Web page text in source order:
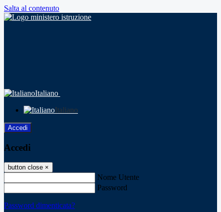
Salta al contenuto
Italiano
Italiano
Accedi
Accedi
button close ×
Nome Utente
Password
Password dimenticata?